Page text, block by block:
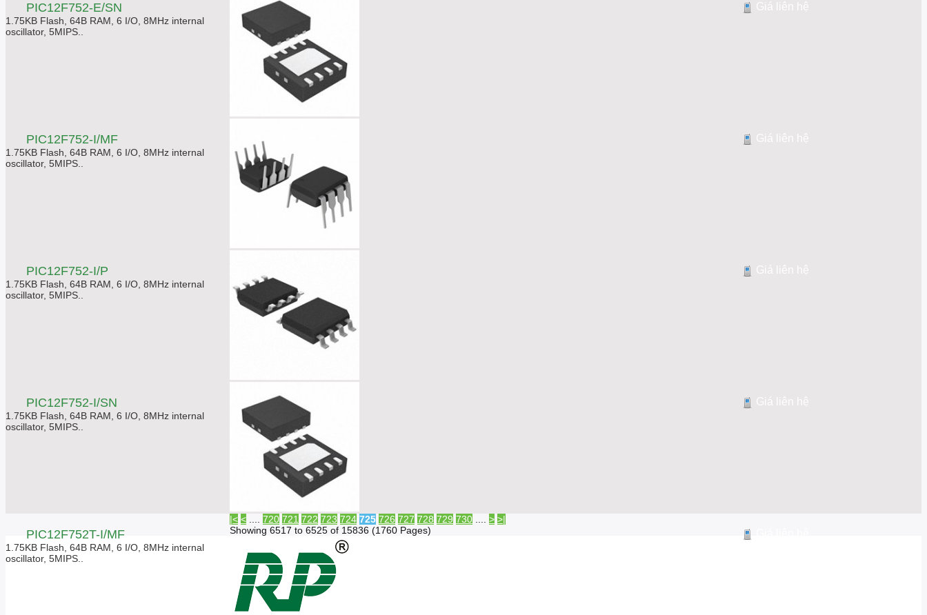
PIC12F752-E/SN
1.75KB Flash, 64B RAM, 6 I/O, 8MHz internal
oscillator, 5MIPS..
Giá liên hệ
PIC12F752-I/MF
1.75KB Flash, 64B RAM, 6 I/O, 8MHz internal
oscillator, 5MIPS..
Giá liên hệ
PIC12F752-I/P
1.75KB Flash, 64B RAM, 6 I/O, 8MHz internal
oscillator, 5MIPS..
Giá liên hệ
PIC12F752-I/SN
1.75KB Flash, 64B RAM, 6 I/O, 8MHz internal
oscillator, 5MIPS..
Giá liên hệ
PIC12F752T-I/MF
1.75KB Flash, 64B RAM, 6 I/O, 8MHz internal
oscillator, 5MIPS..
|< < 720 721 722 723 724 725 726 727 728 729 730 > >|
Showing 6517 to 6525 of 15836 (1760 Pages)